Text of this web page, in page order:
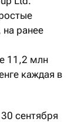
ранее
11,2 млн
каждая в
сентября